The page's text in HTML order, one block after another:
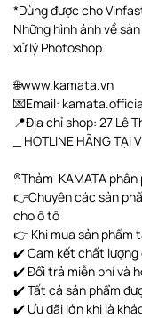
*Dùng được cho
Những hình ảnh về
xử lý Photoshop.
🌐www.kamata.vn
💌Email:
📍Địa chỉ shop: 27 Lê
_ HOTLINE HÃNG
®️Thảm KAMATA
👉Chuyên các sản
cho ô tô
👉 Khi mua sản phẩm
✔️ Cam kết chất lượng
✔️ Đổi trả miễn phí và
✔️ Tất cả sản phẩm
✔️ Ưu đãi lớn khi là